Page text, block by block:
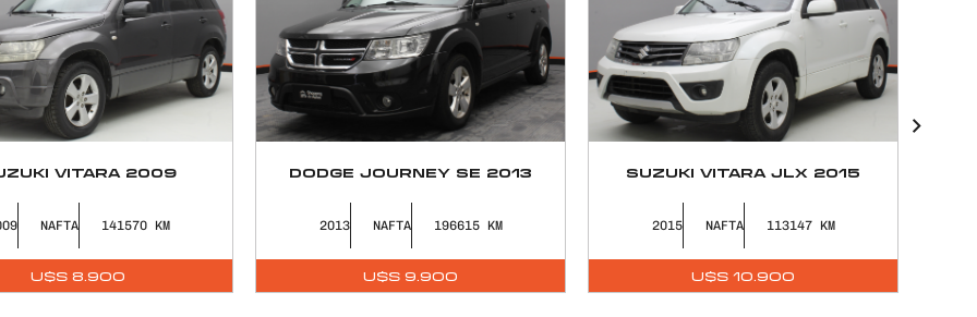
VITARA 2009
NAFTA 141570
U$S 8.900
DODGE JOURNEY SE 2013
2013 NAFTA 196615
U$S 9.900
SUZUKI VITARA JLX 2015
2015 NAFTA 113147
U$S 10.900